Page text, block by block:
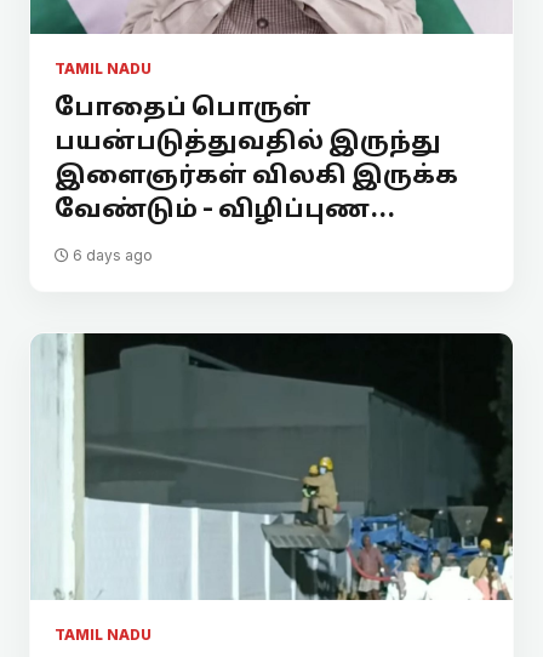
TAMIL NADU
போதைப் பொருள்
பயன்படுத்துவதில் இருந்து
இளைஞர்கள் விலகி இருக்க
வேண்டும் - விழிப்புண...
6 days ago
TAMIL NADU